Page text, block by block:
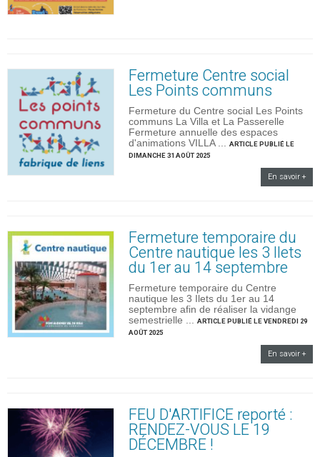
Fermeture Centre social
Les Points communs
Fermeture du Centre social Les Points
communs La Villa et La Passerelle
Fermeture annuelle des espaces
d'animations VILLA ... ARTICLE PUBLIÉ LE
DIMANCHE 31 AOÛT 2025
En savoir +
Fermeture temporaire du
Centre nautique les 3 Ilets
du 1er au 14 septembre
Fermeture temporaire du Centre
nautique les 3 Ilets du 1er au 14
septembre afin de réaliser la vidange
semestrielle ... ARTICLE PUBLIÉ LE VENDREDI 29
AOÛT 2025
En savoir +
FEU D'ARTIFICE reporté :
RENDEZ-VOUS LE 19
DÉCEMBRE !